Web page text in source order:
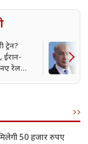
ट्रेन?
ईरान-
नए रेल
50 हजार रुपए